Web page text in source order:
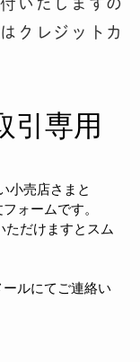
いたしますの
クレジットカ